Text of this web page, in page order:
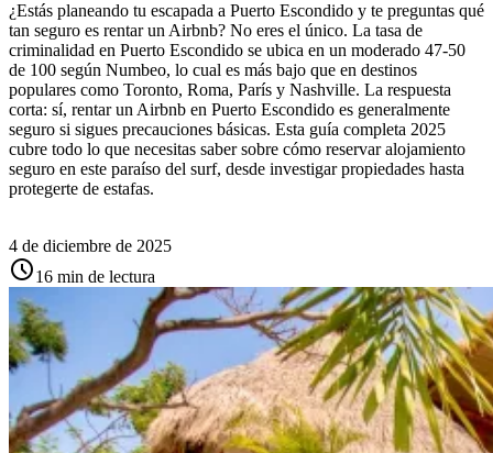
¿Estás planeando tu escapada a Puerto Escondido y te preguntas qué
tan seguro es rentar un Airbnb? No eres el único. La tasa de
criminalidad en Puerto Escondido se ubica en un moderado 47-50
de 100 según Numbeo, lo cual es más bajo que en destinos
populares como Toronto, Roma, París y Nashville. La respuesta
corta: sí, rentar un Airbnb en Puerto Escondido es generalmente
seguro si sigues precauciones básicas. Esta guía completa 2025
cubre todo lo que necesitas saber sobre cómo reservar alojamiento
seguro en este paraíso del surf, desde investigar propiedades hasta
protegerte de estafas.
4 de diciembre de 2025
schedule16 min de lectura